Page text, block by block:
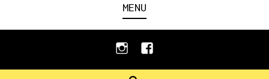
MENU
instagramfacebook